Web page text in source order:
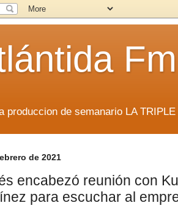
produccion de semanario LA
de 2021
encabezó reunión con
para escuchar al